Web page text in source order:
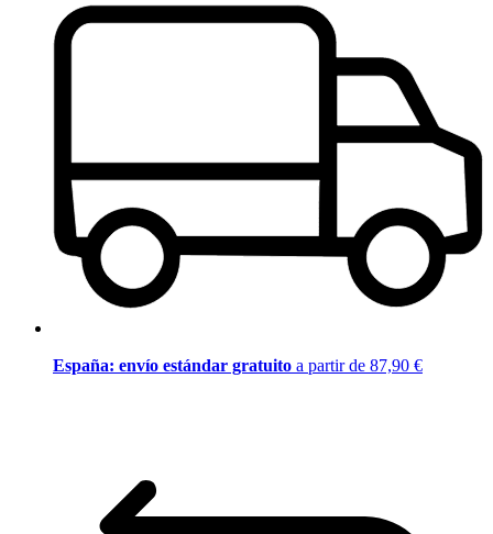
España: envío estándar gratuito a partir de 87,90 €